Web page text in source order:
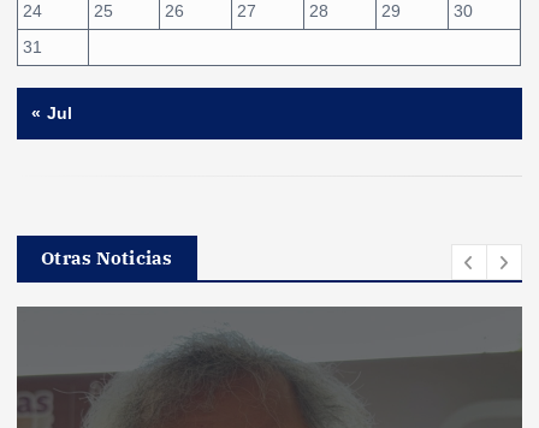
24
25 26 27 28 29
30
31
« Jul
Otras Noticias